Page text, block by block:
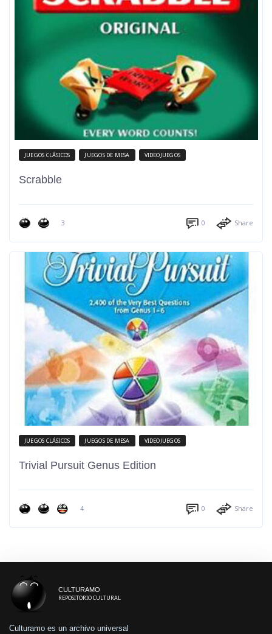
JUEGOS CLÁSICOS JUEGOS DE MESA VIDEOJUEGOS
Scrabble
3 0 Share
JUEGOS CLÁSICOS JUEGOS DE MESA VIDEOJUEGOS
Trivial Pursuit Genus Edition
4 0 Share
CULTURAMO
REPOSITORIO CULTURAL
Culturamo es un archivo universal